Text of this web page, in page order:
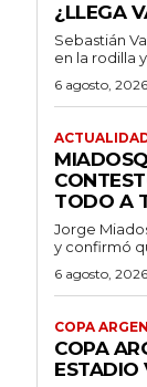
¿LLEGA
Sebastián
en la rodilla y
6 agosto, 2026
TODO A
Jorge
y confirmó
6 agosto, 2026
COPA
COPA
ESTADIO